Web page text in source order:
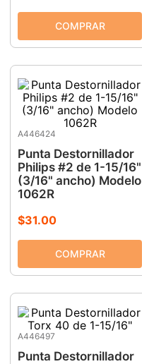
A446424
Punta Destornillador
Philips #2 de 1-15/16"
(3/16" ancho) Modelo
1062R
$31.00
A446497
Punta Destornillador